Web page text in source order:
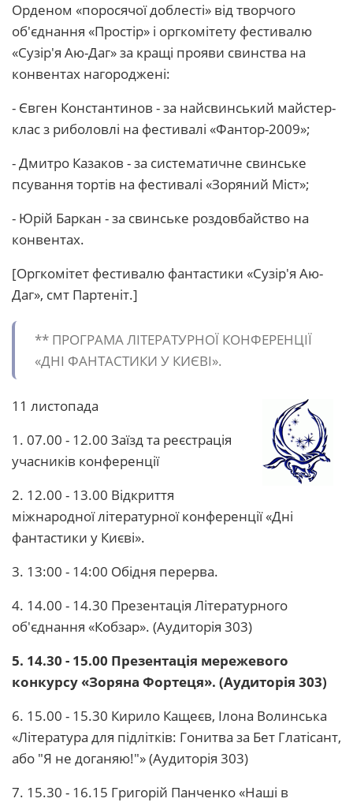
Орденом «поросячої доблесті» від творчого
об'єднання «Простір» і оргкомітету фестивалю
«Сузір'я Аю-Даг» за кращі прояви свинства на
конвентах нагороджені:
- Євген Константинов - за найсвинський майстер-
клас з риболовлі на фестивалі «Фантор-2009»;
- Дмитро Казаков - за систематичне свинське
псування тортів на фестивалі «Зоряний Міст»;
- Юрій Баркан - за свинське роздовбайство на
конвентах.
[Оргкомітет фестивалю фантастики «Сузір'я Аю-
Даг», смт Партеніт.]
** ПРОГРАМА ЛІТЕРАТУРНОЇ КОНФЕРЕНЦІЇ
«ДНІ ФАНТАСТИКИ У КИЄВІ».
11 листопада
1. 07.00 - 12.00 Заїзд та реєстрація
учасників конференції
2. 12.00 - 13.00 Відкриття
міжнародної літературної конференції «Дні
фантастики у Києві».
3. 13:00 - 14:00 Обідня перерва.
4. 14.00 - 14.30 Презентація Літературного
об'єднання «Кобзар». (Аудиторія 303)
5. 14.30 - 15.00 Презентація мережевого
конкурсу «Зоряна Фортеця». (Аудиторія 303)
6. 15.00 - 15.30 Кирило Кащеєв, Ілона Волинська
«Література для підлітків: Гонитва за Бет Глатісант,
або "Я не доганяю!"» (Аудиторія 303)
7. 15.30 - 16.15 Григорій Панченко «Наші в